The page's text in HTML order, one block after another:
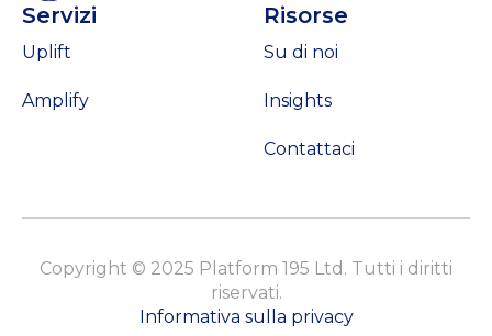
Servizi
Uplift
Amplify
Risorse
Su di noi
Insights
Contattaci
Copyright © 2025 Platform 195 Ltd. Tutti i diritti
riservati.
Informativa sulla privacy